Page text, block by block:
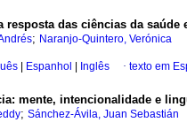
resposta das ciências da
; Naranjo-Quintero, Verónica
Espanhol Inglês · texto em
mente, intencionalidade e
; Sánchez-Ávila, Juan Sebastián